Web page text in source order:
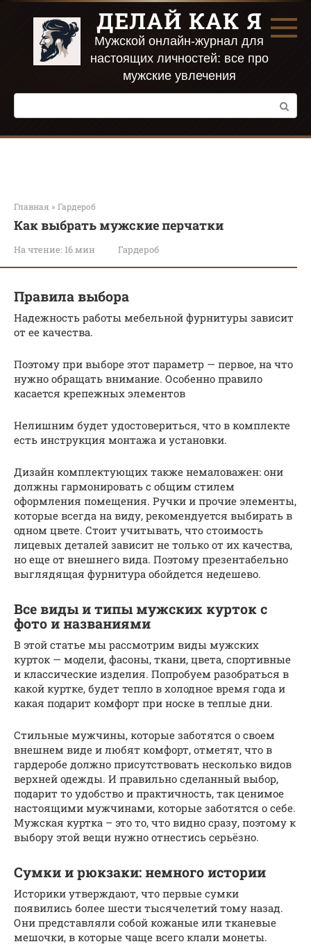
Перейти
контенту
ДЕЛАЙ КАК Я
Мужской онлайн-журнал для
настоящих личностей: все про
мужские увлечения
Поиск:
Главная » Гардероб
Как выбрать мужские перчатки
На чтение: 16 мин Гардероб
Правила выбора
Надежность работы мебельной фурнитуры зависит
от ее качества.
Поэтому при выборе этот параметр — первое, на что
нужно обращать внимание. Особенно правило
касается крепежных элементов
Нелишним будет удостовериться, что в комплекте
есть инструкция монтажа и установки.
Дизайн комплектующих также немаловажен: они
должны гармонировать с общим стилем
оформления помещения. Ручки и прочие элементы,
которые всегда на виду, рекомендуется выбирать в
одном цвете. Стоит учитывать, что стоимость
лицевых деталей зависит не только от их качества,
но еще от внешнего вида. Поэтому презентабельно
выглядящая фурнитура обойдется недешево.
Все виды и типы мужских курток с
фото и названиями
В этой статье мы рассмотрим виды мужских
курток — модели, фасоны, ткани, цвета, спортивные
и классические изделия. Попробуем разобраться в
какой куртке, будет тепло в холодное время года и
какая подарит комфорт при носке в теплые дни.
Стильные мужчины, которые заботятся о своем
внешнем виде и любят комфорт, отметят, что в
гардеробе должно присутствовать несколько видов
верхней одежды. И правильно сделанный выбор,
подарит то удобство и практичность, так ценимое
настоящими мужчинами, которые заботятся о себе.
Мужская куртка – это то, что видно сразу, поэтому к
выбору этой вещи нужно отнестись серьёзно.
Сумки и рюкзаки: немного истории
Историки утверждают, что первые сумки
появились более шести тысячелетий тому назад.
Они представляли собой кожаные или тканевые
мешочки, в которые чаще всего клали монеты.